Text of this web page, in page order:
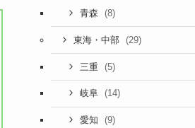
青森 (8)
東海・中部 (29)
三重 (5)
岐阜 (14)
愛知 (9)